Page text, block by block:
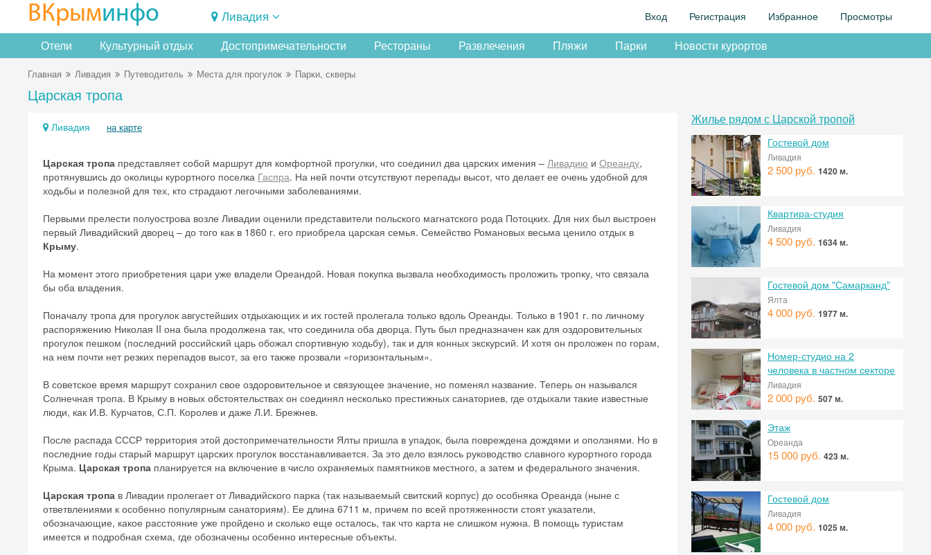
ВКрыминфо Ливадия Вход Регистрация Избранное Просмотры
Отели Культурный отдых Достопримечательности Рестораны Развлечения Пляжи Парки Новости курортов
Главная Ливадия Путеводитель Места для прогулок Парки, скверы
Царская тропа
Ливадия на карте
Царская тропа представляет собой маршрут для комфортной прогулки, что соединил два царских имения – Ливадию и Ореанду,
протянувшись до околицы курортного поселка Гаспра. На ней почти отсутствуют перепады высот, что делает ее очень удобной для
ходьбы и полезной для тех, кто страдают легочными заболеваниями.
Первыми прелести полуострова возле Ливадии оценили представители польского магнатского рода Потоцких. Для них был выстроен
первый Ливадийский дворец – до того как в 1860 г. его приобрела царская семья. Семейство Романовых весьма ценило отдых в
Крыму.
На момент этого приобретения цари уже владели Ореандой. Новая покупка вызвала необходимость проложить тропку, что связала
бы оба владения.
Поначалу тропа для прогулок августейших отдыхающих и их гостей пролегала только вдоль Ореанды. Только в 1901 г. по личному
распоряжению Николая II она была продолжена так, что соединила оба дворца. Путь был предназначен как для оздоровительных
прогулок пешком (последний российский царь обожал спортивную ходьбу), так и для конных экскурсий. И хотя он проложен по горам,
на нем почти нет резких перепадов высот, за его также прозвали «горизонтальным».
В советское время маршрут сохранил свое оздоровительное и связующее значение, но поменял название. Теперь он назывался
Солнечная тропа. В Крыму в новых обстоятельствах он соединял несколько престижных санаториев, где отдыхали такие известные
люди, как И.В. Курчатов, С.П. Королев и даже Л.И. Брежнев.
После распада СССР территория этой достопримечательности Ялты пришла в упадок, была повреждена дождями и оползнями. Но в
последние годы старый маршрут царских прогулок восстанавливается. За это дело взялось руководство славного курортного города
Крыма. Царская тропа планируется на включение в число охраняемых памятников местного, а затем и федерального значения.
Царская тропа в Ливадии пролегает от Ливадийского парка (так называемый свитский корпус) до особняка Ореанда (ныне с
ответвлениями к особенно популярным санаториям). Ее длина 6711 м, причем по всей протяженности стоят указатели,
обозначающие, какое расстояние уже пройдено и сколько еще осталось, так что карта не слишком нужна. В помощь туристам
имеется и подробная схема, где обозначены особенно интересные объекты.
Жилье рядом с Царской тропой
Гостевой дом
Ливадия
2 500 руб. 1420 м.
Квартира-студия
Ливадия
4 500 руб. 1634 м.
Гостевой дом "Самарканд"
Ялта
4 000 руб. 1977 м.
Номер-студио на 2
человека в частном секторе
Ливадия
2 000 руб. 507 м.
Этаж
Ореанда
15 000 руб. 423 м.
Гостевой дом
Ливадия
4 000 руб. 1025 м.
Скидка −5%